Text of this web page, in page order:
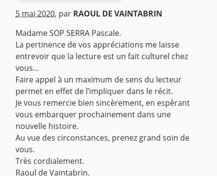
5 mai 2020, par RAOUL DE VAINTABRIN
Madame SOP SERRA Pascale.
La pertinence de vos appréciations me laisse
entrevoir que la lecture est un fait culturel chez
vous...
Faire appel à un maximum de sens du lecteur
permet en effet de l’impliquer dans le récit.
Je vous remercie bien sincèrement, en espèrant
vous embarquer prochainement dans une
nouvelle histoire.
Au vue des circonstances, prenez grand soin de
vous.
Très cordialement.
Raoul de Vaintabrin.